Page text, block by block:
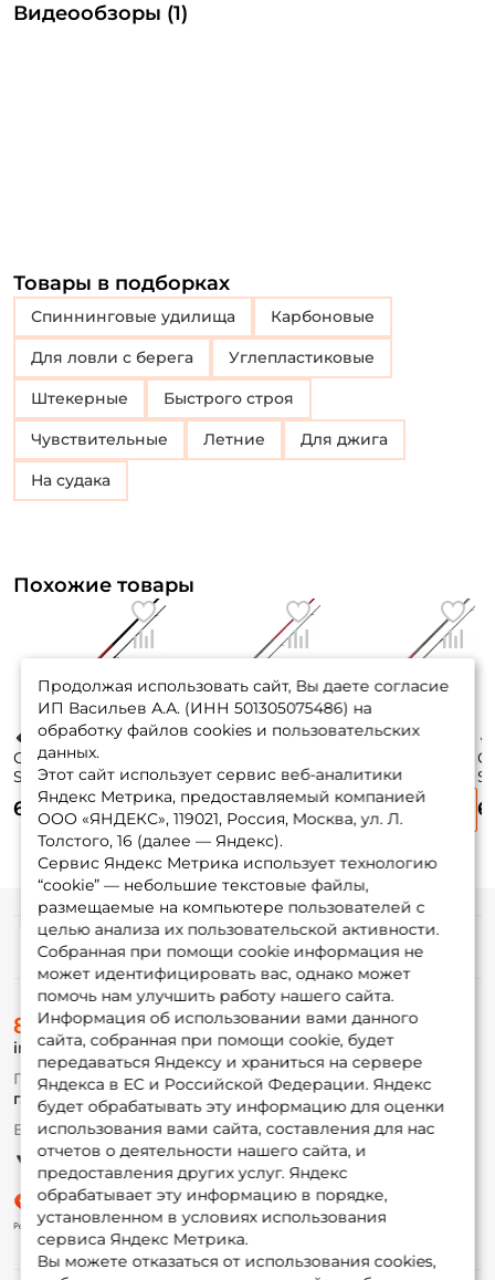
Видеообзоры (1)
Товары в подборках
Спиннинговые удилища Карбоновые
Для ловли с берега Углепластиковые
Штекерные Быстрого строя
Чувствительные Летние Для джига
На судака
Похожие товары
Спиннинг Zemex
Spider Z-10 244см.
7-35гр. 145гр. fast /
802MH
6 880 ₽
Fuego 244см. 15-
45гр. 142гр. fast /
802MHFS
7 765 ₽
10 350 ₽
Ninja Z JS 246см.
20-60гр. 146гр. fast
/ JS 812HFS
6 685 ₽
13 365 ₽
6
Продолжая использовать сайт, Вы даете согласие
ИП Васильев А.А. (ИНН 501305075486) на
обработку файлов cookies и пользовательских
данных.
Этот сайт использует сервис веб-аналитики
Яндекс Метрика, предоставляемый компанией
ООО «ЯНДЕКС», 119021, Россия, Москва, ул. Л.
Толстого, 16 (далее — Яндекс).
Сервис Яндекс Метрика использует технологию
“cookie” — небольшие текстовые файлы,
размещаемые на компьютере пользователей с
целью анализа их пользовательской активности.
Собранная при помощи cookie информация не
может идентифицировать вас, однако может
помочь нам улучшить работу нашего сайта.
Информация об использовании вами данного
сайта, собранная при помощи cookie, будет
передаваться Яндексу и храниться на сервере
Яндекса в ЕС и Российской Федерации. Яндекс
будет обрабатывать эту информацию для оценки
использования вами сайта, составления для нас
отчетов о деятельности нашего сайта, и
предоставления других услуг. Яндекс
обрабатывает эту информацию в порядке,
установленном в условиях использования
сервиса Яндекс Метрика.
Вы можете отказаться от использования cookies,
Информация
О магазине
Доставка
Оплата
Fox-bonus
Гуру
Партнерская программа
8 (495) 532-77-88
info@foxfishing.ru
По вопросам с заказом
г. Москва, ул. Плеханова д.7
Ежедневно 10:00 до 20:00